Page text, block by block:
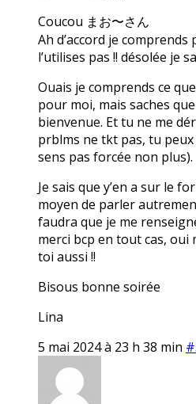
Coucou まお〜さん
Ah d’accord je
l’utilises pas !! désolée je
Ouais je comprends ce
pour moi, mais saches
bienvenue. Et tu ne me
prblms ne tkt pas, tu
sens pas forcée non plus).
Je sais que y’en a sur le
moyen de parler
faudra que je me
merci bcp en tout cas, oui
toi aussi !!
Bisous bonne soirée
Lina
5 mai 2024 à 23 h 38 min